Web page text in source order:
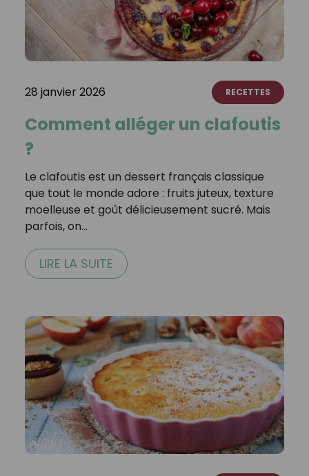
28 janvier 2026 RECETTES
Comment alléger un clafoutis
?
Le clafoutis est un dessert français classique
que tout le monde adore : fruits juteux, texture
moelleuse et goût délicieusement sucré. Mais
parfois, on…
LIRE LA SUITE